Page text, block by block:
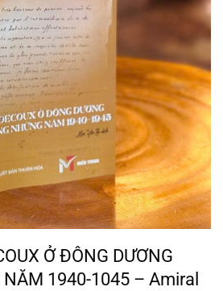
Ở ĐÔNG DƯƠNG
1940-1045 – Amiral